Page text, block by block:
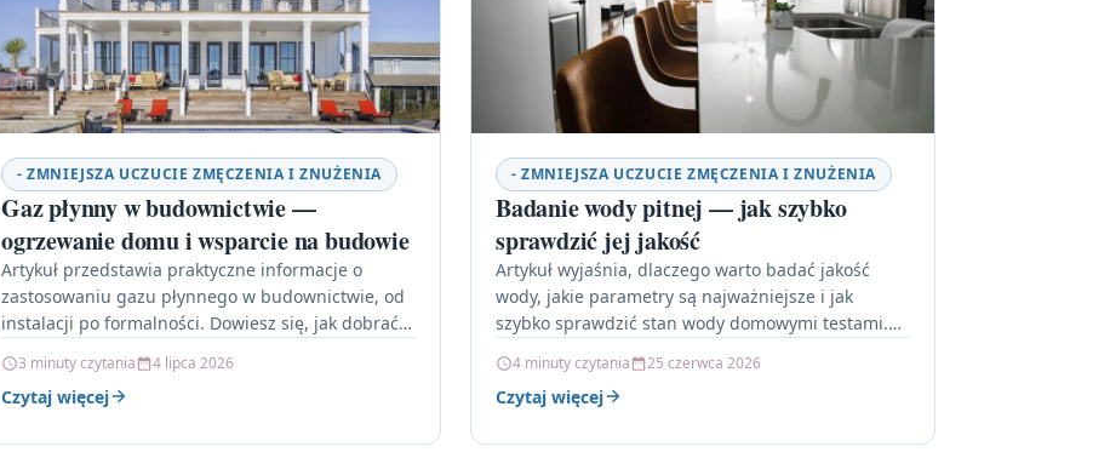
- ZMNIEJSZA UCZUCIE ZMĘCZENIA I ZNUŻENIA
Gaz płynny w budownictwie —
ogrzewanie domu i wsparcie na budowie
Artykuł przedstawia praktyczne informacje o
zastosowaniu gazu płynnego w budownictwie, od
instalacji po formalności. Dowiesz się, jak dobrać
3 minuty czytania 4 lipca 2026
Czytaj więcej
- ZMNIEJSZA UCZUCIE ZMĘCZENIA I ZNUŻENIA
Badanie wody pitnej — jak szybko
sprawdzić jej jakość
Artykuł wyjaśnia, dlaczego warto badać jakość
wody, jakie parametry są najważniejsze i jak
szybko sprawdzić stan wody domowymi testami.
4 minuty czytania 25 czerwca 2026
Czytaj więcej